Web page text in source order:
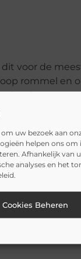
uw bezoek aan
helpen ons om
Afhankelijk van
analyses en het
Cookies Beheren
voor de
rommel en
beginnen met
en de